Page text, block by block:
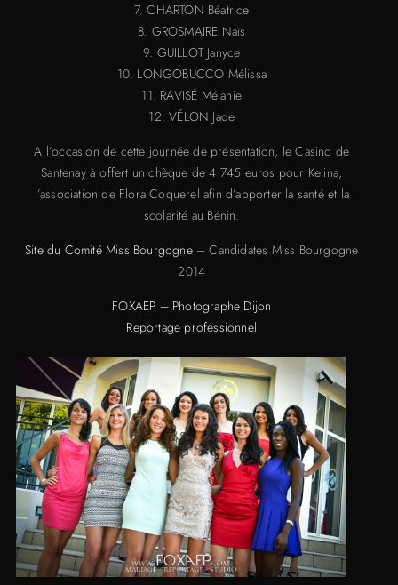
7. CHARTON Béatrice
8. GROSMAIRE Naïs
9. GUILLOT Janyce
10. LONGOBUCCO Mélissa
11. RAVISÉ Mélanie
12. VÉLON Jade
A l’occasion de cette journée de présentation, le Casino de
Santenay à offert un chèque de 4 745 euros pour Kelina,
l’association de Flora Coquerel afin d’apporter la santé et la
scolarité au Bénin.
Site du Comité Miss Bourgogne– Candidates Miss Bourgogne
2014
FOXAEP – Photographe Dijon
Reportage professionnel